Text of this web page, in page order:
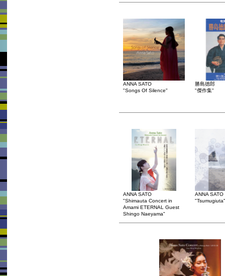
ANNA SATO
"Songs Of Silence"
勝島徳郎
"傑作集"
ANNA SATO
"Shimauta Concert in
Amami ETERNAL Guest
Shingo Naeyama"
ANNA SATO
"Tsumugiuta"